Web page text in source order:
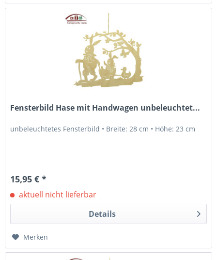
Fensterbild Hase mit Handwagen unbeleuchtet...
unbeleuchtetes Fensterbild • Breite: 28 cm • Höhe: 23 cm
15,95 € *
aktuell nicht lieferbar
Details
Merken